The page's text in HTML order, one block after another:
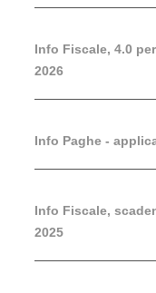
Info Fiscale, 4.0
2026
Info Paghe -
Info Fiscale,
2025